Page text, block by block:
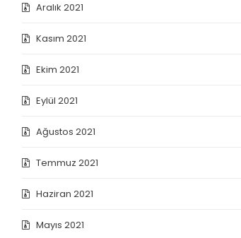
Aralık 2021
Kasım 2021
Ekim 2021
Eylül 2021
Ağustos 2021
Temmuz 2021
Haziran 2021
Mayıs 2021